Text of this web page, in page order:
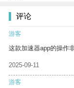
评论
游客
这款加速器app的操作
2025-09-11
游客